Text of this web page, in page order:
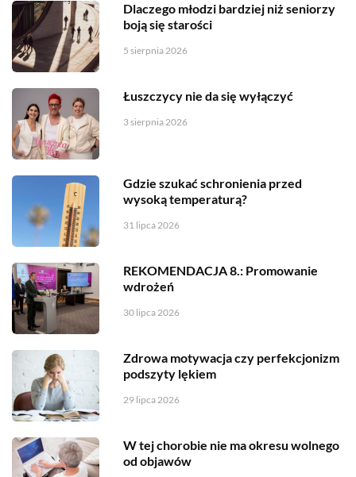
Dlaczego młodzi bardziej niż seniorzy
boją się starości
5 sierpnia 2026
Łuszczycy nie da się wyłączyć
3 sierpnia 2026
Gdzie szukać schronienia przed
wysoką temperaturą?
31 lipca 2026
REKOMENDACJA 8.: Promowanie
wdrożeń
30 lipca 2026
Zdrowa motywacja czy perfekcjonizm
podszyty lękiem
29 lipca 2026
W tej chorobie nie ma okresu wolnego
od objawów